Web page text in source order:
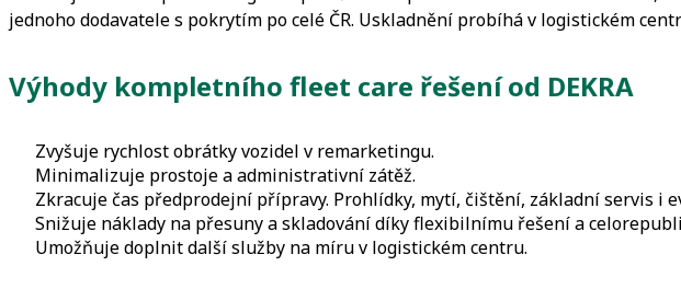
jednoho dodavatele s pokrytím po celé ČR. Uskladnění probíhá v logistickém
Výhody kompletního fleet care řešení od DEKRA
Zvyšuje rychlost obrátky vozidel v remarketingu.
Minimalizuje prostoje a administrativní zátěž.
Zkracuje čas předprodejní přípravy. Prohlídky, mytí, čištění, základní servis i
Snižuje náklady na přesuny a skladování díky flexibilnímu řešení a
Umožňuje doplnit další služby na míru v logistickém centru.